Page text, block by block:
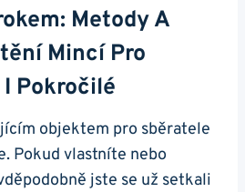
Metody A
Mincí ​pro
Pokročilé
objektem pro sběratele
Pokud vlastníte nebo⁣
jste se už setkali